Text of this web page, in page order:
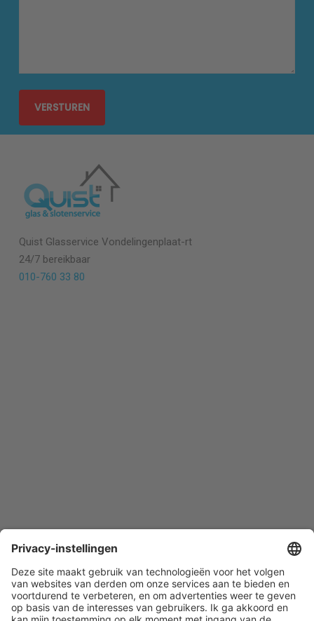
Quist Glasservice Vondelingenplaat-rt
24/7 bereikbaar
010-760 33 80